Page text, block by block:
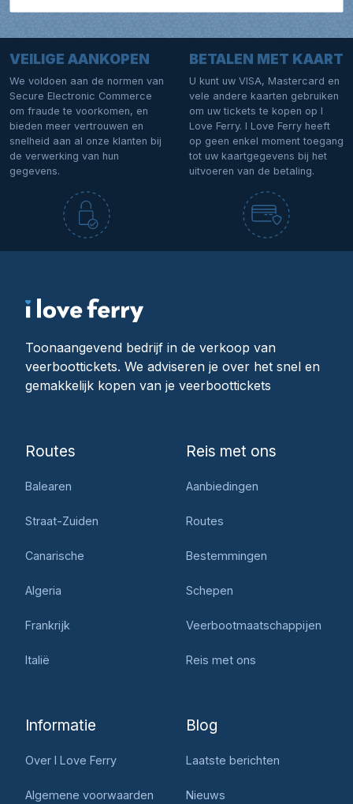
VEILIGE AANKOPEN
We voldoen aan de normen van
Secure Electronic Commerce
om fraude te voorkomen, en
bieden meer vertrouwen en
snelheid aan al onze klanten bij
de verwerking van hun
gegevens.
BETALEN MET KAART
U kunt uw VISA, Mastercard en
vele andere kaarten gebruiken
om uw tickets te kopen op I
Love Ferry. I Love Ferry heeft
op geen enkel moment toegang
tot uw kaartgegevens bij het
uitvoeren van de betaling.
Toonaangevend bedrijf in de verkoop van
veerboottickets. We adviseren je over het snel en
gemakkelijk kopen van je veerboottickets
Routes
Balearen
Straat-Zuiden
Canarische
Algeria
Frankrijk
Italië
Reis met ons
Aanbiedingen
Routes
Bestemmingen
Schepen
Veerbootmaatschappijen
Reis met ons
Informatie
Over I Love Ferry
Algemene voorwaarden
Blog
Laatste berichten
Nieuws